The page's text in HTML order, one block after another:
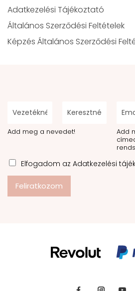
Adatkezelési Tájékoztató
Általános Szerződési Feltételek
Képzés Általános Szerződési
Add meg a nevedet!
Add
Elfogadom az Adatkezelési
Feliratkozom